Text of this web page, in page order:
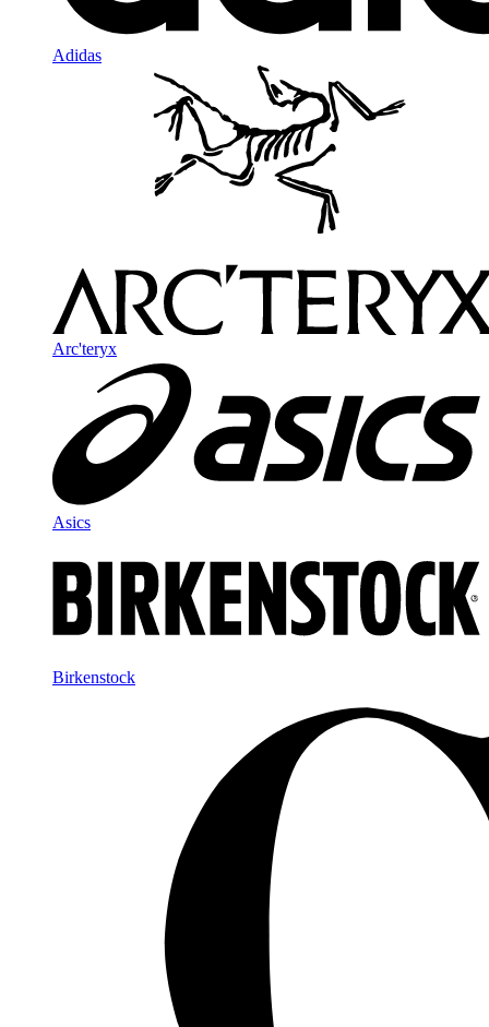
Adidas
Arc'teryx
Asics
Birkenstock